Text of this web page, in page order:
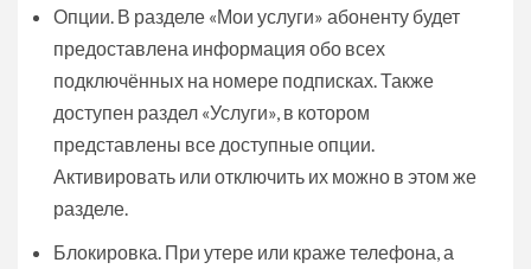
Опции. В разделе «Мои услуги» абоненту будет
предоставлена информация обо всех
подключённых на номере подписках. Также
доступен раздел «Услуги», в котором
представлены все доступные опции.
Активировать или отключить их можно в этом же
разделе.
Блокировка. При утере или краже телефона, а